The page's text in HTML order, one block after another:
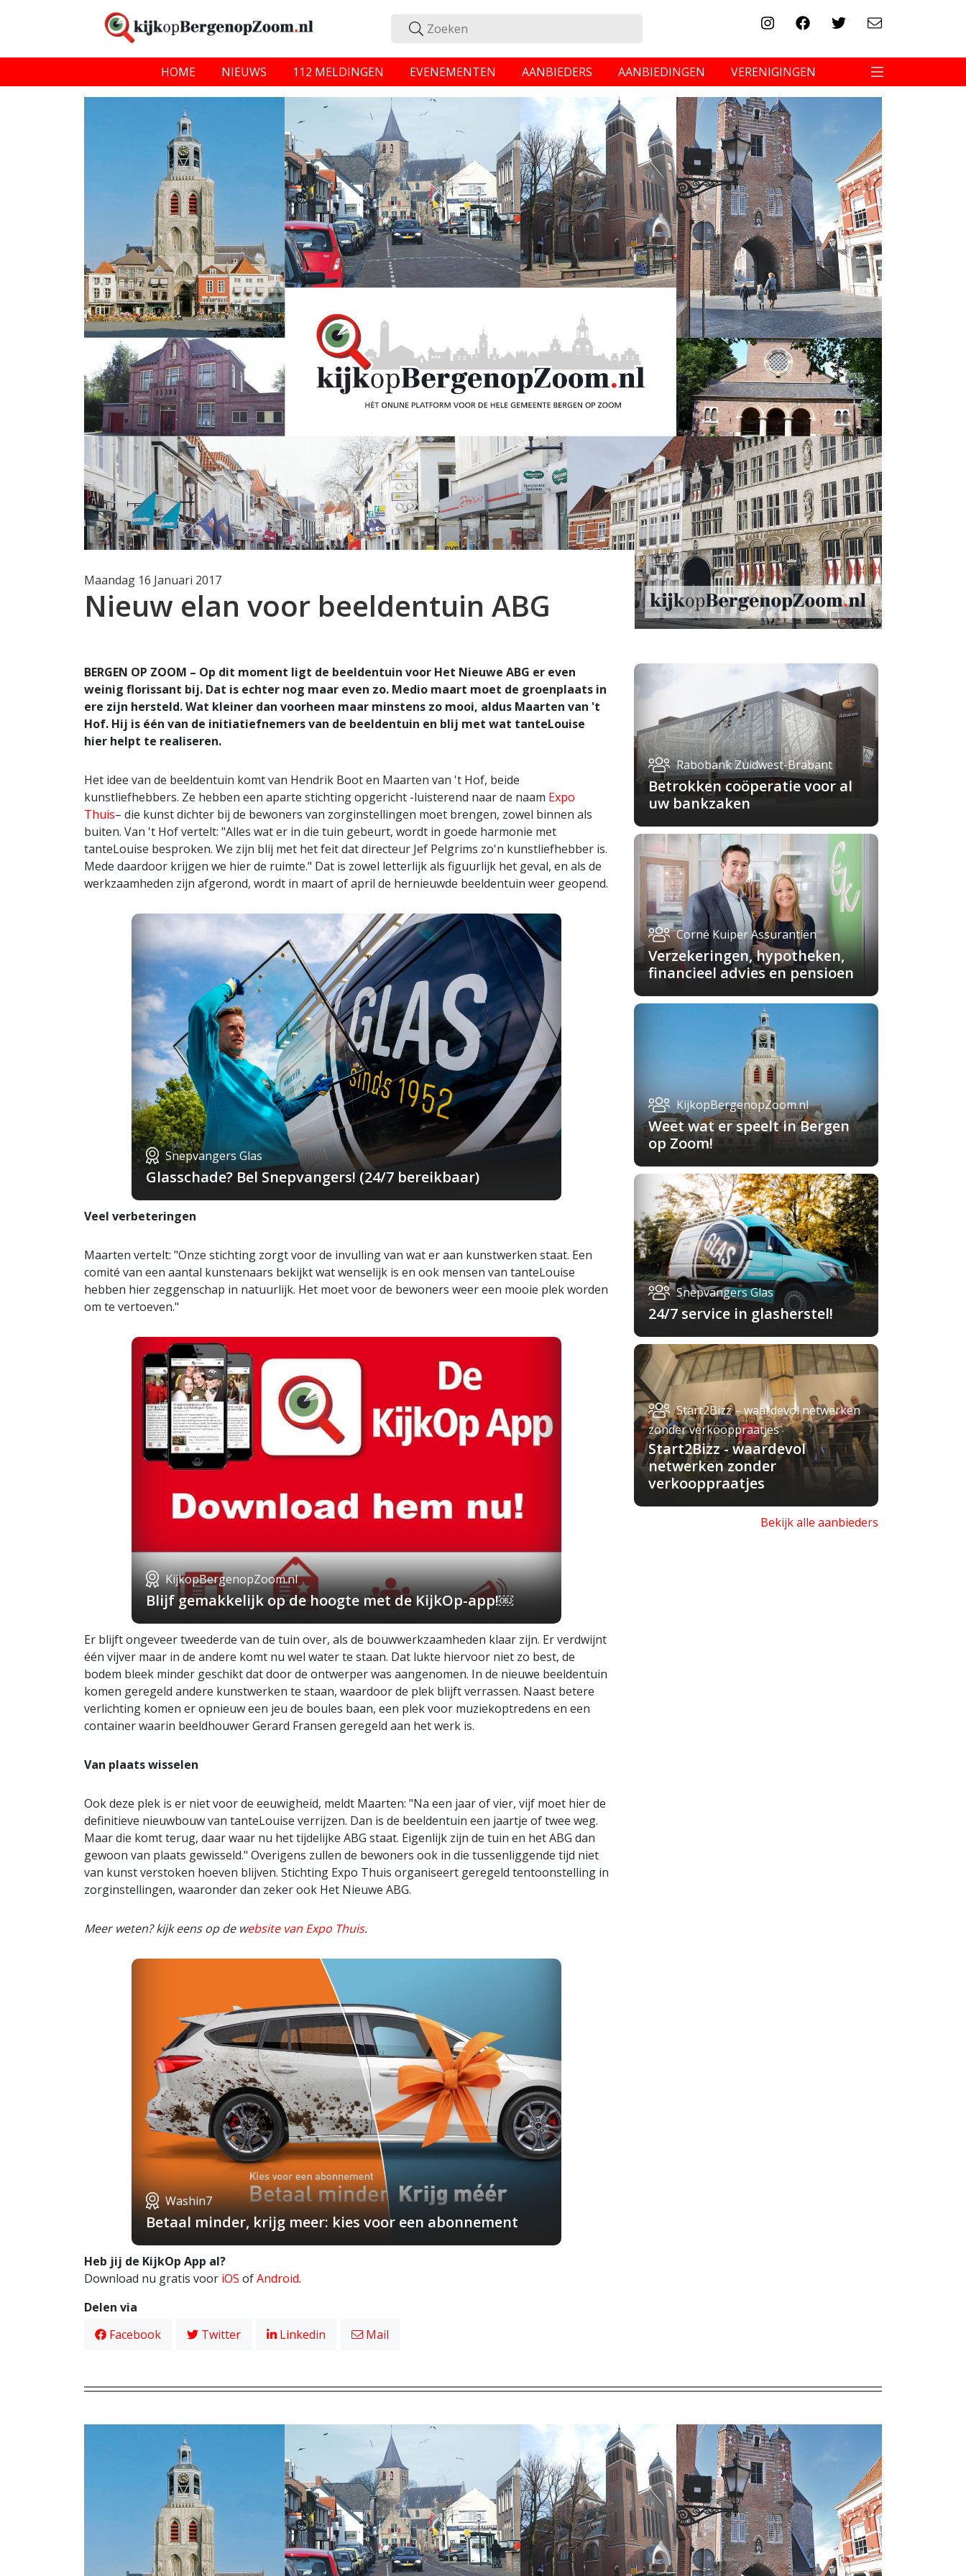
HOME NIEUWS 112 MELDINGEN EVENEMENTEN AANBIEDERS AANBIEDINGEN VERENIGINGEN
Maandag 16 Januari 2017
Nieuw elan voor beeldentuin ABG
BERGEN OP ZOOM – Op dit moment ligt de beeldentuin voor Het Nieuwe ABG er even
weinig florissant bij. Dat is echter nog maar even zo. Medio maart moet de groenplaats in
ere zijn hersteld. Wat kleiner dan voorheen maar minstens zo mooi, aldus Maarten van 't
Hof. Hij is één van de initiatiefnemers van de beeldentuin en blij met wat tanteLouise
hier helpt te realiseren.
Het idee van de beeldentuin komt van Hendrik Boot en Maarten van 't Hof, beide
kunstliefhebbers. Ze hebben een aparte stichting opgericht -luisterend naar de naam Expo
Thuis– die kunst dichter bij de bewoners van zorginstellingen moet brengen, zowel binnen als
buiten. Van 't Hof vertelt: "Alles wat er in die tuin gebeurt, wordt in goede harmonie met
tanteLouise besproken. We zijn blij met het feit dat directeur Jef Pelgrims zo'n kunstliefhebber is.
Mede daardoor krijgen we hier de ruimte." Dat is zowel letterlijk als figuurlijk het geval, en als de
werkzaamheden zijn afgerond, wordt in maart of april de hernieuwde beeldentuin weer geopend.
Snepvangers Glas
Glasschade? Bel Snepvangers! (24/7 bereikbaar)
Veel verbeteringen
Maarten vertelt: "Onze stichting zorgt voor de invulling van wat er aan kunstwerken staat. Een
comité van een aantal kunstenaars bekijkt wat wenselijk is en ook mensen van tanteLouise
hebben hier zeggenschap in natuurlijk. Het moet voor de bewoners weer een mooie plek worden
om te vertoeven."
KijkopBergenopZoom.nl
Blijf gemakkelijk op de hoogte met de KijkOp-app!￼
Er blijft ongeveer tweederde van de tuin over, als de bouwwerkzaamheden klaar zijn. Er verdwijnt
één vijver maar in de andere komt nu wel water te staan. Dat lukte hiervoor niet zo best, de
bodem bleek minder geschikt dat door de ontwerper was aangenomen. In de nieuwe beeldentuin
komen geregeld andere kunstwerken te staan, waardoor de plek blijft verrassen. Naast betere
verlichting komen er opnieuw een jeu de boules baan, een plek voor muziekoptredens en een
container waarin beeldhouwer Gerard Fransen geregeld aan het werk is.
Van plaats wisselen
Ook deze plek is er niet voor de eeuwigheid, meldt Maarten: "Na een jaar of vier, vijf moet hier de
definitieve nieuwbouw van tanteLouise verrijzen. Dan is de beeldentuin een jaartje of twee weg.
Maar die komt terug, daar waar nu het tijdelijke ABG staat. Eigenlijk zijn de tuin en het ABG dan
gewoon van plaats gewisseld." Overigens zullen de bewoners ook in die tussenliggende tijd niet
van kunst verstoken hoeven blijven. Stichting Expo Thuis organiseert geregeld tentoonstelling in
zorginstellingen, waaronder dan zeker ook Het Nieuwe ABG.
Meer weten? kijk eens op de website van Expo Thuis.
Washin7
Betaal minder, krijg meer: kies voor een abonnement
Heb jij de KijkOp App al?
Download nu gratis voor iOS ofAndroid.
Delen via
Facebook
Twitter Linkedin Mail
Rabobank Zuidwest-Brabant
Betrokken coöperatie voor al
uw bankzaken
Corné Kuiper Assurantiën
Verzekeringen, hypotheken,
financieel advies en pensioen
KijkopBergenopZoom.nl
Weet wat er speelt in Bergen
op Zoom!
Snepvangers Glas
24/7 service in glasherstel!
Start2Bizz – waardevol netwerken
zonder verkooppraatjes
Start2Bizz - waardevol
netwerken zonder
verkooppraatjes
Bekijk alle aanbieders